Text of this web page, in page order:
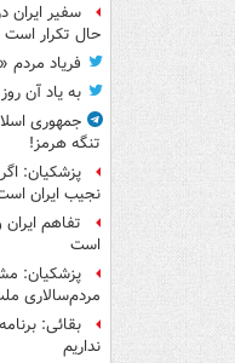
سفیر ایران
حال تکرار است
فریاد
به یاد آن
جمهوری
تنگه هرمز!
پزشکیان:
نجیب ایران
تفاهم
است
پزشکیان:
مردم‌سالاری
بقائی:
نداریم